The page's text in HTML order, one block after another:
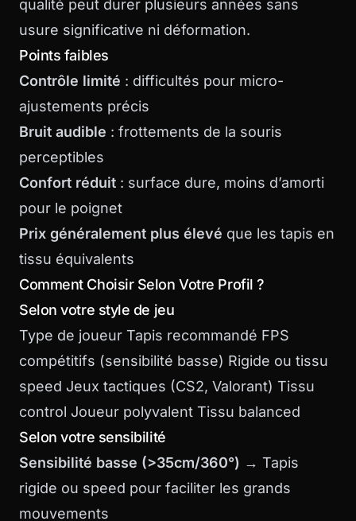
qualité peut durer plusieurs années sans
usure significative ni déformation.
Points faibles
Contrôle limité : difficultés pour micro-
ajustements précis
Bruit audible : frottements de la souris
perceptibles
Confort réduit : surface dure, moins d’amorti
pour le poignet
Prix généralement plus élevé que les tapis en
tissu équivalents
Comment Choisir Selon Votre Profil ?
Selon votre style de jeu
Type de joueur Tapis recommandé FPS
compétitifs (sensibilité basse) Rigide ou tissu
speed Jeux tactiques (CS2, Valorant) Tissu
control Joueur polyvalent Tissu balanced
Selon votre sensibilité
Sensibilité basse (>35cm/360°) → Tapis
rigide ou speed pour faciliter les grands
mouvements